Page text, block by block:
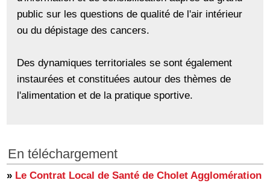
public sur les questions de qualité de l'air intérieur
ou du dépistage des cancers.
Des dynamiques territoriales se sont également
instaurées et constituées autour des thèmes de
l'alimentation et de la pratique sportive.
En téléchargement
» Le Contrat Local de Santé de Cholet Agglomération